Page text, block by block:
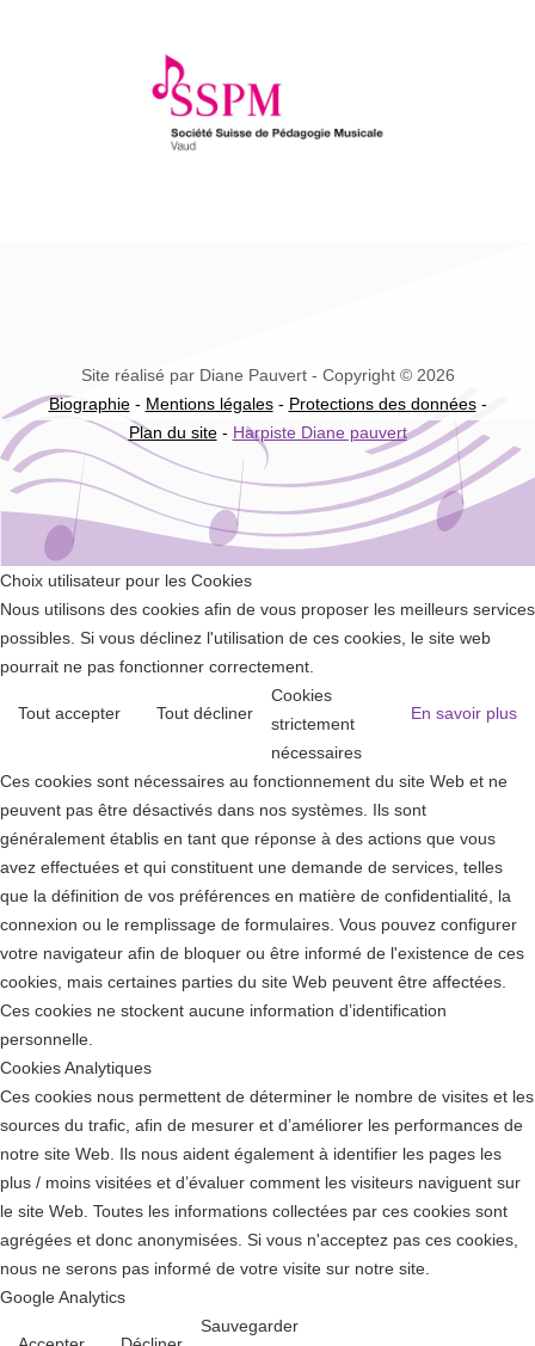
Site réalisé par Diane Pauvert - Copyright © 2026
Biographie- Mentions légales- Protections des données-
Plan du site- Harpiste Diane pauvert
Choix utilisateur pour les Cookies
Nous utilisons des cookies afin de vous proposer les meilleurs services
possibles. Si vous déclinez l'utilisation de ces cookies, le site web
pourrait ne pas fonctionner correctement.
Tout accepter Tout décliner En savoir plus
Cookies
strictement
nécessaires
Ces cookies sont nécessaires au fonctionnement du site Web et ne
peuvent pas être désactivés dans nos systèmes. Ils sont
généralement établis en tant que réponse à des actions que vous
avez effectuées et qui constituent une demande de services, telles
que la définition de vos préférences en matière de confidentialité, la
connexion ou le remplissage de formulaires. Vous pouvez configurer
votre navigateur afin de bloquer ou être informé de l'existence de ces
cookies, mais certaines parties du site Web peuvent être affectées.
Ces cookies ne stockent aucune information d’identification
personnelle.
Cookies Analytiques
Ces cookies nous permettent de déterminer le nombre de visites et les
sources du trafic, afin de mesurer et d’améliorer les performances de
notre site Web. Ils nous aident également à identifier les pages les
plus / moins visitées et d’évaluer comment les visiteurs naviguent sur
le site Web. Toutes les informations collectées par ces cookies sont
agrégées et donc anonymisées. Si vous n'acceptez pas ces cookies,
nous ne serons pas informé de votre visite sur notre site.
Google Analytics
Sauvegarder